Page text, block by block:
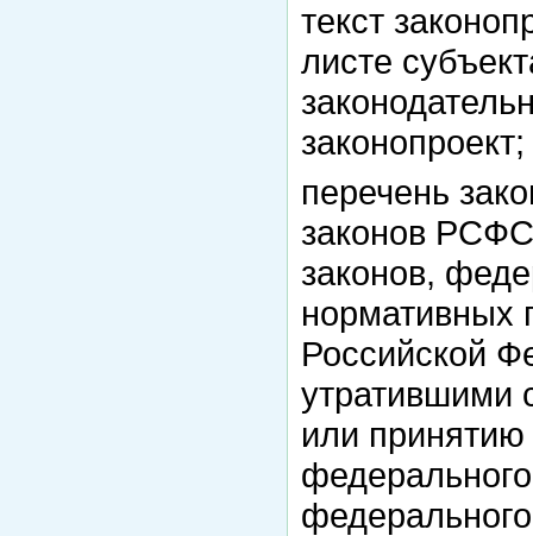
текст
листе
законопроект;
перечень
законов
законов,
нормативных
Российской
утратившими
или принятию